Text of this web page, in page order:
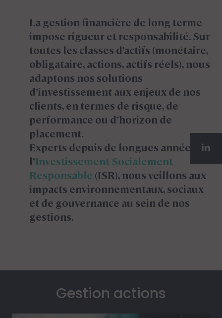
La gestion financière de long terme
impose rigueur et responsabilité. Sur
toutes les classes d’actifs (monétaire,
obligataire, actions, actifs réels), nous
adaptons nos solutions
d’investissement aux enjeux de nos
clients, en termes de risque, de
performance ou d’horizon de
placement.
Experts depuis de longues années de
l’Investissement Socialement
Responsable (ISR), nous veillons aux
impacts environnementaux, sociaux
et de gouvernance au sein de nos
gestions.
Gestion actions